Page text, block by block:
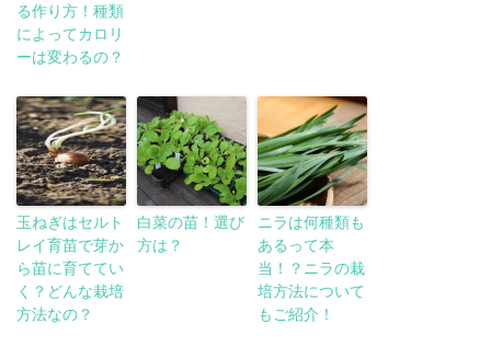
る作り方！種類
によってカロリ
ーは変わるの？
玉ねぎはセルト
レイ育苗で芽か
ら苗に育ててい
く？どんな栽培
方法なの？
白菜の苗！選び
方は？
ニラは何種類も
あるって本
当！？ニラの栽
培方法について
もご紹介！